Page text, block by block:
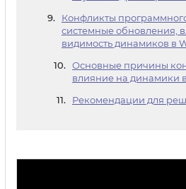
Конфликты
системные обновления,
видимость динамиков в
Основные причины
влияние на динамики
Рекомендации для